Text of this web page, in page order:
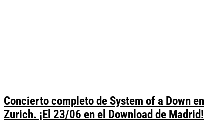
Concierto completo de System of a Down en
Zurich. ¡El 23/06 en el Download de Madrid!